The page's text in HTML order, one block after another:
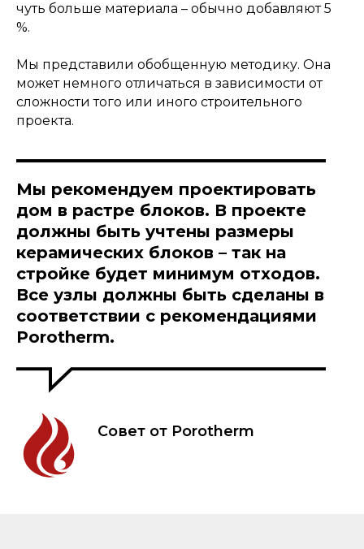
чуть больше материала – обычно добавляют 5
%.
Мы представили обобщенную методику. Она
может немного отличаться в зависимости от
сложности того или иного строительного
проекта.
Мы рекомендуем проектировать
дом в растре блоков. В проекте
должны быть учтены размеры
керамических блоков – так на
стройке будет минимум отходов.
Все узлы должны быть сделаны в
соответствии с рекомендациями
Porotherm.
Совет от Porotherm